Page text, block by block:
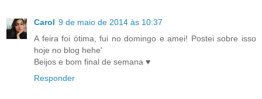
Carol 9 de maio de 2014 às 10:37
A feira foi ótima, fui no domingo e amei! Postei sobre isso
hoje no blog hehe'
Beijos e bom final de semana ♥
Responder